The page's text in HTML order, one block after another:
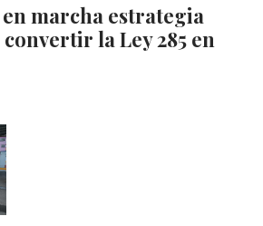
marcha estrategia
la Ley 285 en